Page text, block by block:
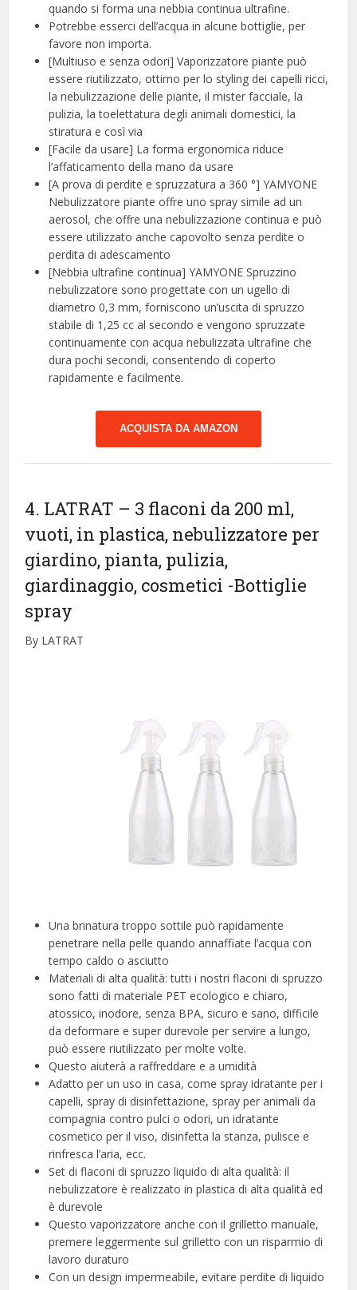
quando si forma una nebbia continua ultrafine.
Potrebbe esserci dell’acqua in alcune bottiglie, per
favore non importa.
[Multiuso e senza odori] Vaporizzatore piante può
essere riutilizzato, ottimo per lo styling dei capelli ricci,
la nebulizzazione delle piante, il mister facciale, la
pulizia, la toelettatura degli animali domestici, la
stiratura e così via
[Facile da usare] La forma ergonomica riduce
l’affaticamento della mano da usare
[A prova di perdite e spruzzatura a 360 °] YAMYONE
Nebulizzatore piante offre uno spray simile ad un
aerosol, che offre una nebulizzazione continua e può
essere utilizzato anche capovolto senza perdite o
perdita di adescamento
[Nebbia ultrafine continua] YAMYONE Spruzzino
nebulizzatore sono progettate con un ugello di
diametro 0,3 mm, forniscono un’uscita di spruzzo
stabile di 1,25 cc al secondo e vengono spruzzate
continuamente con acqua nebulizzata ultrafine che
dura pochi secondi, consentendo di coperto
rapidamente e facilmente.
ACQUISTA DA AMAZON
4. LATRAT – 3 flaconi da 200 ml,
vuoti, in plastica, nebulizzatore per
giardino, pianta, pulizia,
giardinaggio, cosmetici -Bottiglie
spray
By LATRAT
Una brinatura troppo sottile può rapidamente
penetrare nella pelle quando annaffiate l’acqua con
tempo caldo o asciutto
Materiali di alta qualità: tutti i nostri flaconi di spruzzo
sono fatti di materiale PET ecologico e chiaro,
atossico, inodore, senza BPA, sicuro e sano, difficile
da deformare e super durevole per servire a lungo,
può essere riutilizzato per molte volte.
Questo aiuterà a raffreddare e a umidità
Adatto per un uso in casa, come spray idratante per i
capelli, spray di disinfettazione, spray per animali da
compagnia contro pulci o odori, un idratante
cosmetico per il viso, disinfetta la stanza, pulisce e
rinfresca l’aria, ecc.
Set di flaconi di spruzzo liquido di alta qualità: il
nebulizzatore è realizzato in plastica di alta qualità ed
è durevole
Questo vaporizzatore anche con il grilletto manuale,
premere leggermente sul grilletto con un risparmio di
lavoro duraturo
Con un design impermeabile, evitare perdite di liquido